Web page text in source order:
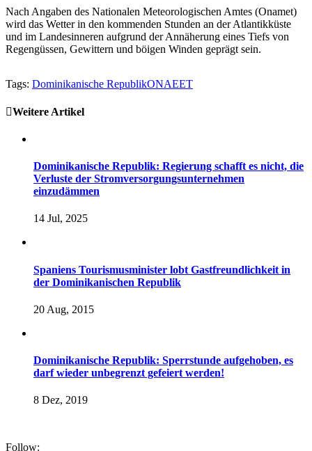
Nach Angaben des Nationalen Meteorologischen Amtes (Onamet)
wird das Wetter in den kommenden Stunden an der Atlantikküste
und im Landesinneren aufgrund der Annäherung eines Tiefs von
Regengüssen, Gewittern und böigen Winden geprägt sein.
Tags: Dominikanische RepublikONAEET
Weitere Artikel
Dominikanische Republik: Regierung schafft es nicht, die
Verluste der Stromversorgungsunternehmen
einzudämmen
14 Jul, 2025
Spaniens Tourismusminister lobt Gastfreundlichkeit in
der Dominikanischen Republik
20 Aug, 2015
Dominikanische Republik: Sperrstunde aufgehoben, es
darf wieder unbegrenzt gefeiert werden!
8 Dez, 2019
Follow: